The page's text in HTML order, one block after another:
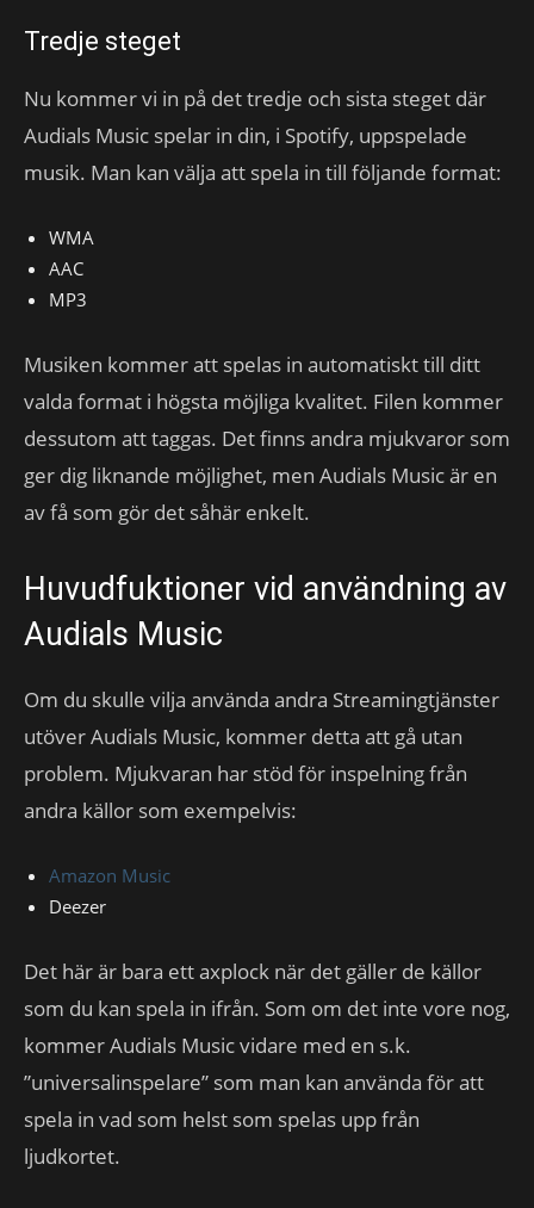
Tredje steget
Nu kommer vi in på det tredje och sista steget där
Audials Music spelar in din, i Spotify, uppspelade
musik. Man kan välja att spela in till följande format:
WMA
AAC
MP3
Musiken kommer att spelas in automatiskt till ditt
valda format i högsta möjliga kvalitet. Filen kommer
dessutom att taggas. Det finns andra mjukvaror som
ger dig liknande möjlighet, men Audials Music är en
av få som gör det såhär enkelt.
Huvudfuktioner vid användning av
Audials Music
Om du skulle vilja använda andra Streamingtjänster
utöver Audials Music, kommer detta att gå utan
problem. Mjukvaran har stöd för inspelning från
andra källor som exempelvis:
Amazon Music
Deezer
Det här är bara ett axplock när det gäller de källor
som du kan spela in ifrån. Som om det inte vore nog,
kommer Audials Music vidare med en s.k.
”universalinspelare” som man kan använda för att
spela in vad som helst som spelas upp från
ljudkortet.